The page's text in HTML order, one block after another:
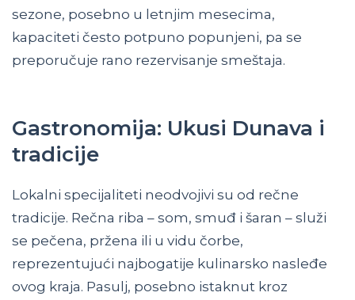
sezone, posebno u letnjim mesecima,
kapaciteti često potpuno popunjeni, pa se
preporučuje rano rezervisanje smeštaja.
Gastronomija: Ukusi Dunava i
tradicije
Lokalni specijaliteti neodvojivi su od rečne
tradicije. Rečna riba – som, smuđ i šaran – služi
se pečena, pržena ili u vidu čorbe,
reprezentujući najbogatije kulinarsko nasleđe
ovog kraja. Pasulj, posebno istaknut kroz